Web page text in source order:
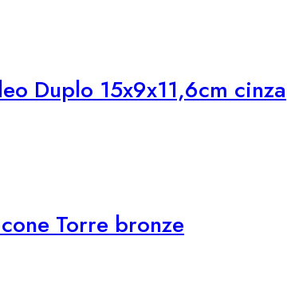
Duplo 15x9x11,6cm cinza
Torre bronze